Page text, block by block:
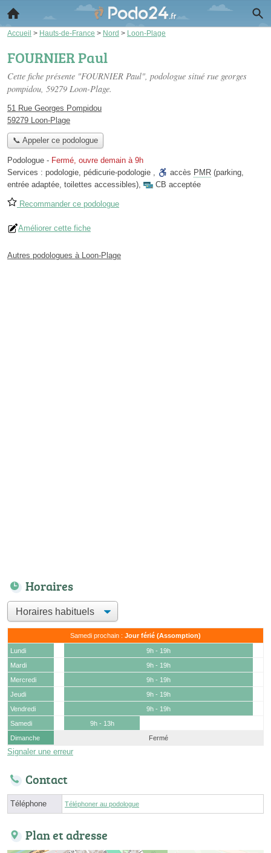
Accueil > Hauts-de-France > Nord > Loon-Plage
FOURNIER Paul
Cette fiche présente "FOURNIER Paul", podologue situé rue georges
pompidou, 59279 Loon-Plage.
51 Rue Georges Pompidou
59279 Loon-Plage
📞 Appeler ce podologue
Podologue - Fermé, ouvre demain à 9h
Services : podologie, pédicurie-podologie , accès PMR (parking,
entrée adaptée, toilettes accessibles), CB acceptée
Recommander ce podologue
Améliorer cette fiche
Autres podologues à Loon-Plage
Horaires
Samedi prochain : Jour férié (Assomption)
Lundi
9h - 19h
Mardi
9h - 19h
Mercredi
9h - 19h
Jeudi
9h - 19h
Vendredi
9h - 19h
Samedi
9h - 13h
Dimanche
Fermé
Signaler une erreur
Contact
Téléphone Téléphoner au podologue
Plan et adresse